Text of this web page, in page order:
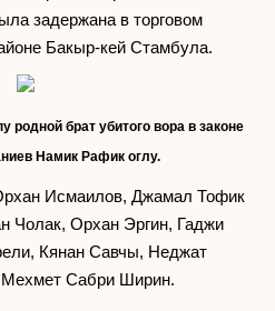
задержана в торговом
Бакыр-кей Стамбула.
родной брат убитого вора в законе
Намик Рафик оглу.
Исмаилов, Джамал Тофик
Чолак, Орхан Эргин, Гаджи
Кянан Савчы, Неджат
Мехмет Сабри Ширин.